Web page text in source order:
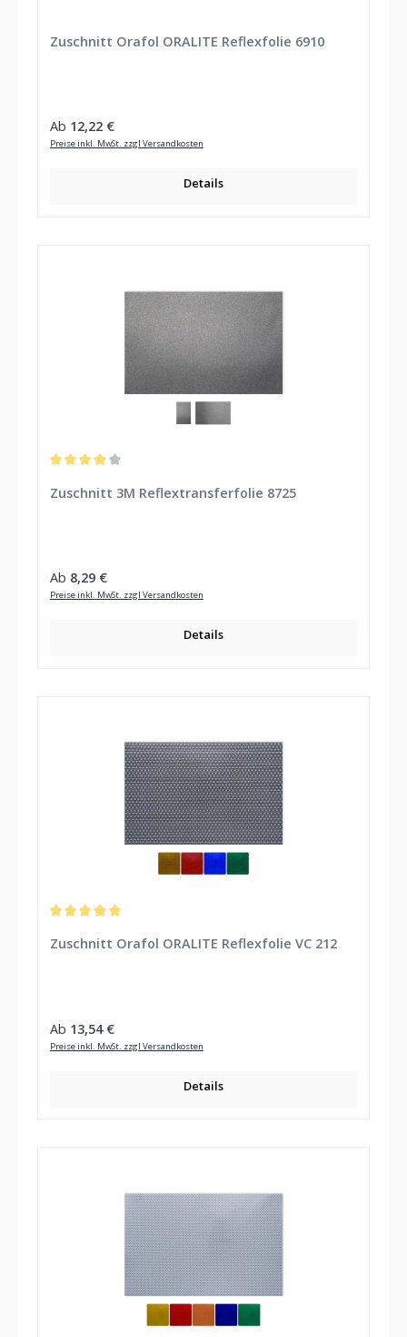
Zuschnitt Orafol ORALITE Reflexfolie 6910
Regulärer Preis:
Ab 12,22 €
Preise inkl. MwSt. zzgl Versandkosten
Details
Zuschnitt 3M Reflextransferfolie 8725
Regulärer Preis:
Ab 8,29 €
Preise inkl. MwSt. zzgl Versandkosten
Details
Zuschnitt Orafol ORALITE Reflexfolie VC 212
Regulärer Preis:
Ab 13,54 €
Preise inkl. MwSt. zzgl Versandkosten
Details